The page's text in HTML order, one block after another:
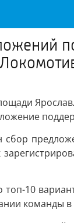
10
команды в